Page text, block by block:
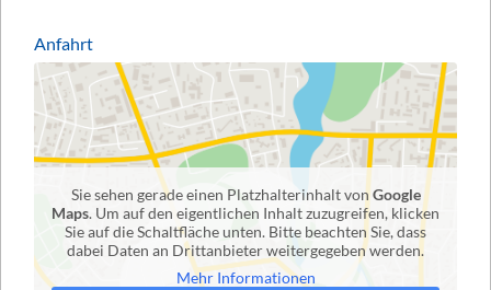
Anfahrt
Sie sehen gerade einen Platzhalterinhalt von Google
Maps. Um auf den eigentlichen Inhalt zuzugreifen, klicken
Sie auf die Schaltfläche unten. Bitte beachten Sie, dass
dabei Daten an Drittanbieter weitergegeben werden.
Mehr Informationen